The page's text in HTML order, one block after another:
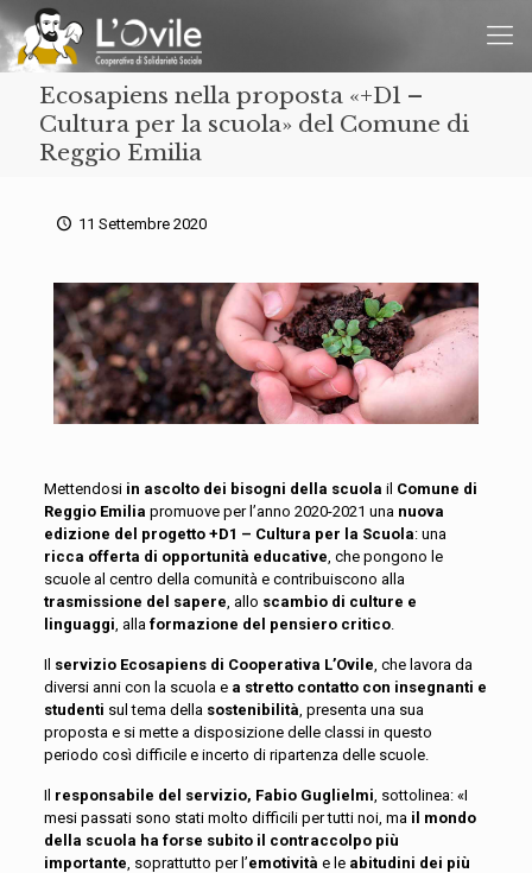
Ecosapiens nella proposta «+D1 –
Cultura per la scuola» del Comune di
Reggio Emilia
11 Settembre 2020
Mettendosi in ascolto dei bisogni della scuola il Comune di
Reggio Emilia promuove per l’anno 2020-2021 una nuova
edizione del progetto +D1 – Cultura per la Scuola: una
ricca offerta di opportunità educative, che pongono le
scuole al centro della comunità e contribuiscono alla
trasmissione del sapere, allo scambio di culture e
linguaggi, alla formazione del pensiero critico.
Il servizio Ecosapiens di Cooperativa L’Ovile, che lavora da
diversi anni con la scuola e a stretto contatto con insegnanti e
studenti sul tema della sostenibilità, presenta una sua
proposta e si mette a disposizione delle classi in questo
periodo così difficile e incerto di ripartenza delle scuole.
Il responsabile del servizio, Fabio Guglielmi, sottolinea: «I
mesi passati sono stati molto difficili per tutti noi, ma il mondo
della scuola ha forse subito il contraccolpo più
importante, soprattutto per l’emotività e le abitudini dei più